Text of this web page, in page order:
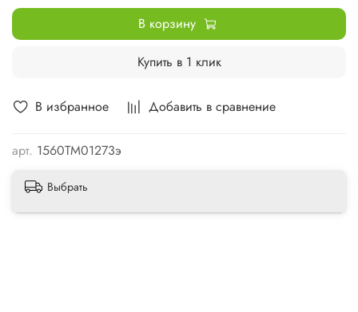
В избранное Добавить в сравнение
арт. 1560ТМ01273э
В корзину
Купить в 1 клик
Выбрать